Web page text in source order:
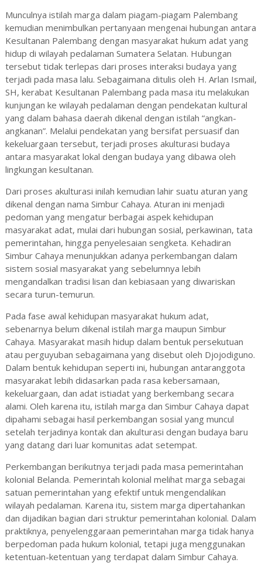
Munculnya istilah marga dalam piagam-piagam Palembang
kemudian menimbulkan pertanyaan mengenai hubungan antara
Kesultanan Palembang dengan masyarakat hukum adat yang
hidup di wilayah pedalaman Sumatera Selatan. Hubungan
tersebut tidak terlepas dari proses interaksi budaya yang
terjadi pada masa lalu. Sebagaimana ditulis oleh H. Arlan Ismail,
SH, kerabat Kesultanan Palembang pada masa itu melakukan
kunjungan ke wilayah pedalaman dengan pendekatan kultural
yang dalam bahasa daerah dikenal dengan istilah “angkan-
angkanan”. Melalui pendekatan yang bersifat persuasif dan
kekeluargaan tersebut, terjadi proses akulturasi budaya
antara masyarakat lokal dengan budaya yang dibawa oleh
lingkungan kesultanan.
Dari proses akulturasi inilah kemudian lahir suatu aturan yang
dikenal dengan nama Simbur Cahaya. Aturan ini menjadi
pedoman yang mengatur berbagai aspek kehidupan
masyarakat adat, mulai dari hubungan sosial, perkawinan, tata
pemerintahan, hingga penyelesaian sengketa. Kehadiran
Simbur Cahaya menunjukkan adanya perkembangan dalam
sistem sosial masyarakat yang sebelumnya lebih
mengandalkan tradisi lisan dan kebiasaan yang diwariskan
secara turun-temurun.
Pada fase awal kehidupan masyarakat hukum adat,
sebenarnya belum dikenal istilah marga maupun Simbur
Cahaya. Masyarakat masih hidup dalam bentuk persekutuan
atau perguyuban sebagaimana yang disebut oleh Djojodiguno.
Dalam bentuk kehidupan seperti ini, hubungan antaranggota
masyarakat lebih didasarkan pada rasa kebersamaan,
kekeluargaan, dan adat istiadat yang berkembang secara
alami. Oleh karena itu, istilah marga dan Simbur Cahaya dapat
dipahami sebagai hasil perkembangan sosial yang muncul
setelah terjadinya kontak dan akulturasi dengan budaya baru
yang datang dari luar komunitas adat setempat.
Perkembangan berikutnya terjadi pada masa pemerintahan
kolonial Belanda. Pemerintah kolonial melihat marga sebagai
satuan pemerintahan yang efektif untuk mengendalikan
wilayah pedalaman. Karena itu, sistem marga dipertahankan
dan dijadikan bagian dari struktur pemerintahan kolonial. Dalam
praktiknya, penyelenggaraan pemerintahan marga tidak hanya
berpedoman pada hukum kolonial, tetapi juga menggunakan
ketentuan-ketentuan yang terdapat dalam Simbur Cahaya.